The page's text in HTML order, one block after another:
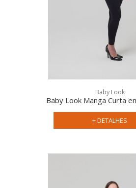
Baby Look
Baby Look Manga Curta
+ DETALHES